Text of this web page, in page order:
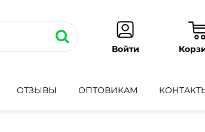
Войти
ОТЗЫВЫ ОПТОВИКАМ